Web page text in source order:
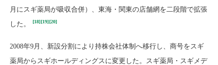
月にスギ薬局が吸収合併）、東海・関東の店舗網を二段階で拡張
した。
[18][19][20]
2008年9月、新設分割により持株会社体制へ移行し、商号をスギ
薬局からスギホールディングスに変更した。スギ薬局・スギメデ